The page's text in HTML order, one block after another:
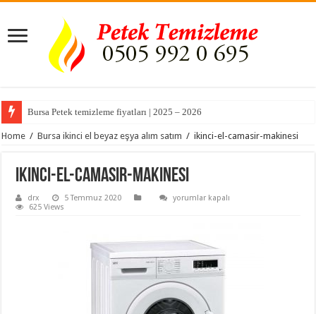
Bursa Petek temizleme fiyatları | 2025 – 2026
Home / Bursa ikinci el beyaz eşya alım satım / ikinci-el-camasir-makinesi
ikinci-el-camasir-makinesi
drx 5 Temmuz 2020
ikinci-
yorumlar kapalı
625 Views